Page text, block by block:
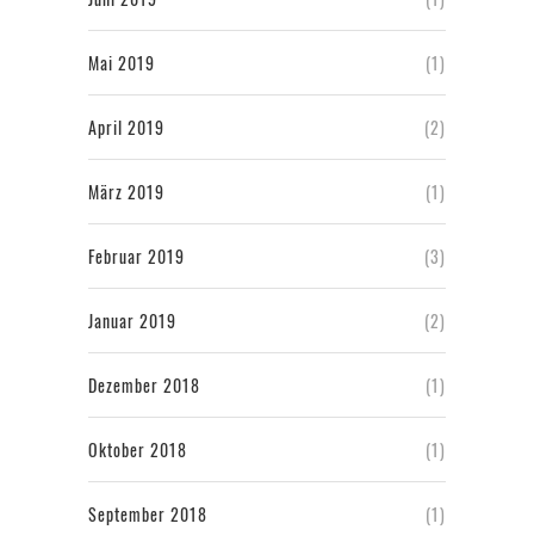
Mai 2019 (1)
April 2019 (2)
März 2019 (1)
Februar 2019 (3)
Januar 2019 (2)
Dezember 2018 (1)
Oktober 2018 (1)
September 2018 (1)